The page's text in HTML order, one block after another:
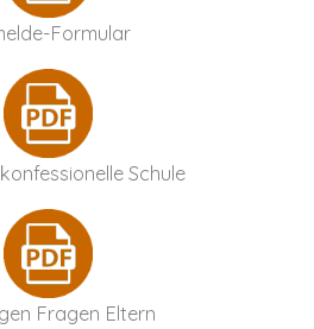
Formular
Schule
Fragen Eltern